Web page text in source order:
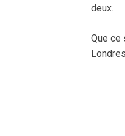
deux.
Que ce